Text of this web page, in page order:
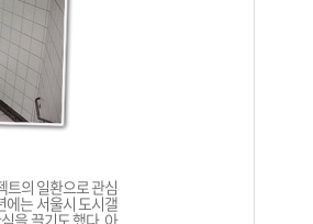
트의 일환으로 관심
에는 서울시 도시갤
을 끌기도 했다. 아